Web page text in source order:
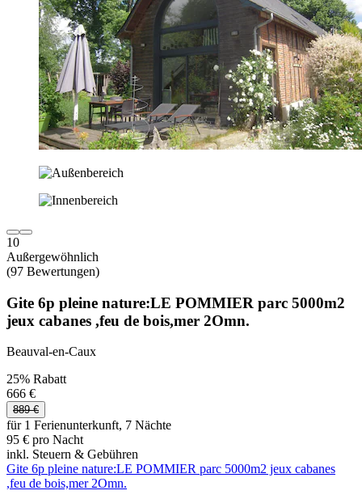
10
Außergewöhnlich
(97 Bewertungen)
Gite 6p pleine nature:LE POMMIER parc 5000m2
jeux cabanes ,feu de bois,mer 2Omn.
Beauval-en-Caux
25% Rabatt
666 €
889 €
für 1 Ferienunterkunft, 7 Nächte
95 € pro Nacht
inkl. Steuern & Gebühren
Gite 6p pleine nature:LE POMMIER parc 5000m2 jeux cabanes
,feu de bois,mer 2Omn.